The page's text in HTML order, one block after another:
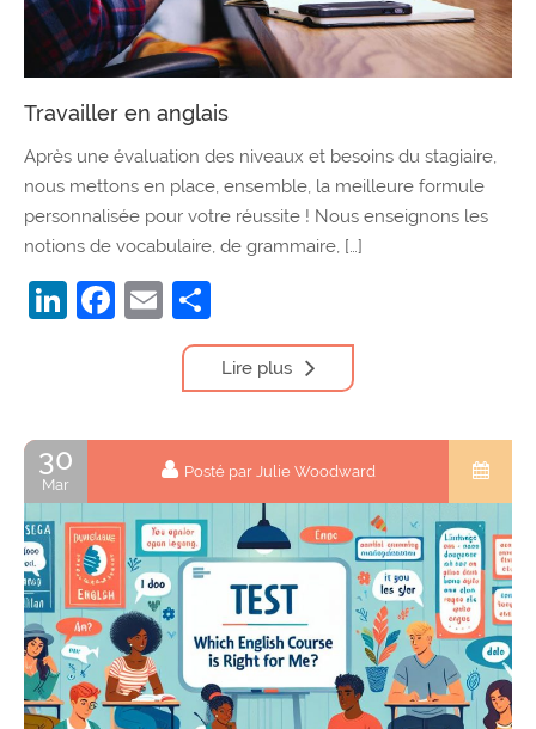
Travailler en anglais
Après une évaluation des niveaux et besoins du stagiaire,
nous mettons en place, ensemble, la meilleure formule
personnalisée pour votre réussite ! Nous enseignons les
notions de vocabulaire, de grammaire, […]
LinkedIn
Facebook
Email
Lire plus
30
Mar
Posté par Julie Woodward